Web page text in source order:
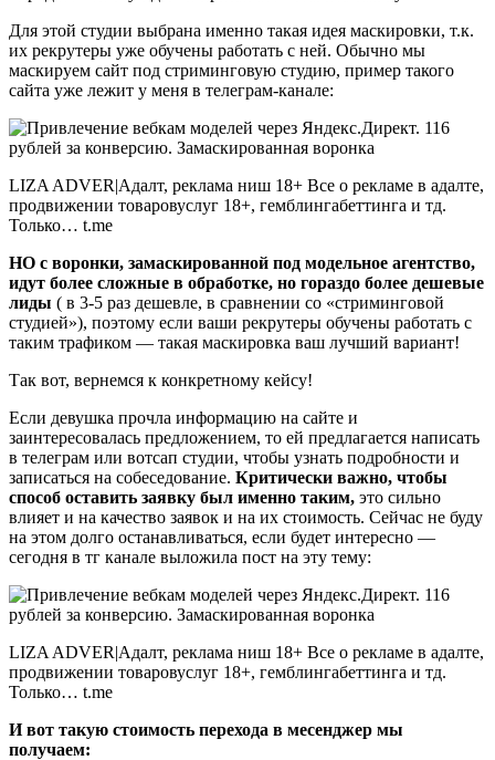
Для этой студии выбрана именно такая идея маскировки, т.к.
их рекрутеры уже обучены работать с ней. Обычно мы
маскируем сайт под стриминговую студию, пример такого
сайта уже лежит у меня в телеграм-канале:
LIZA ADVER|Адалт, реклама ниш 18+ Все о рекламе в адалте,
продвижении товаровуслуг 18+, гемблингабеттинга и тд.
Только… t.me
НО с воронки, замаскированной под модельное агентство,
идут более сложные в обработке, но гораздо более дешевые
лиды ( в 3-5 раз дешевле, в сравнении со «стриминговой
студией»), поэтому если ваши рекрутеры обучены работать с
таким трафиком — такая маскировка ваш лучший вариант!
Так вот, вернемся к конкретному кейсу!
Если девушка прочла информацию на сайте и
заинтересовалась предложением, то ей предлагается написать
в телеграм или вотсап студии, чтобы узнать подробности и
записаться на собеседование. Критически важно, чтобы
способ оставить заявку был именно таким, это сильно
влияет и на качество заявок и на их стоимость. Сейчас не буду
на этом долго останавливаться, если будет интересно —
сегодня в тг канале выложила пост на эту тему:
LIZA ADVER|Адалт, реклама ниш 18+ Все о рекламе в адалте,
продвижении товаровуслуг 18+, гемблингабеттинга и тд.
Только… t.me
И вот такую стоимость перехода в месенджер мы
получаем: